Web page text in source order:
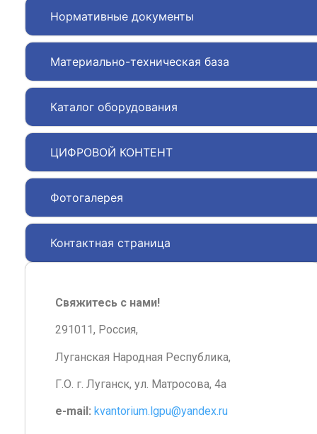
Нормативные документы
Материально-техническая база
Каталог оборудования
ЦИФРОВОЙ КОНТЕНТ
Фотогалерея
Контактная страница
Свяжитесь с нами!
291011, Россия,
Луганская Народная Республика,
Г.О. г. Луганск, ул. Матросова, 4а
e-mail: kvantorium.lgpu@yandex.ru